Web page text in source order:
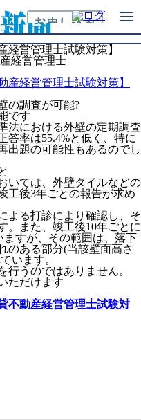
ク新刊購入のご案内
経営管理士試験対策】
経営管理士
の調査が可能?
です
法における外壁の定期調査
答率は55.4%と低く、特に
出題の可能性もあるのでし
いては、外壁タイルなどの
工後3年ごとの報告が求め
よる打診により確認し、そ
。また、竣工後10年ごとに
すが、その範囲は、落下
のある部分(当該壁面高さ
います。
うのではありません。
ただけます
不動産経営管理士試験対